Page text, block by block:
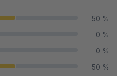
50 %
0 %
0 %
50 %